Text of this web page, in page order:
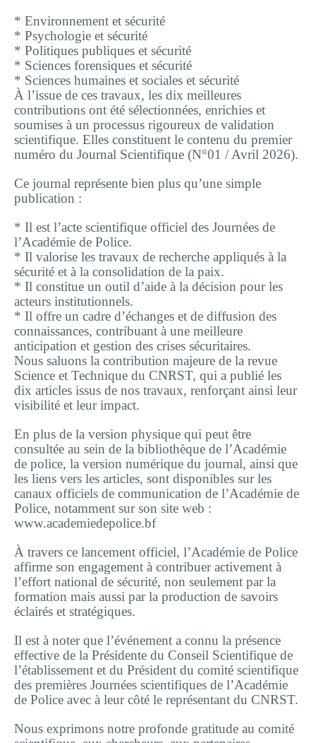
* Environnement et sécurité
* Psychologie et sécurité
* Politiques publiques et sécurité
* Sciences forensiques et sécurité
* Sciences humaines et sociales et sécurité
À l’issue de ces travaux, les dix meilleures
contributions ont été sélectionnées, enrichies et
soumises à un processus rigoureux de validation
scientifique. Elles constituent le contenu du premier
numéro du Journal Scientifique (N°01 / Avril 2026).
Ce journal représente bien plus qu’une simple
publication :
* Il est l’acte scientifique officiel des Journées de
l’Académie de Police.
* Il valorise les travaux de recherche appliqués à la
sécurité et à la consolidation de la paix.
* Il constitue un outil d’aide à la décision pour les
acteurs institutionnels.
* Il offre un cadre d’échanges et de diffusion des
connaissances, contribuant à une meilleure
anticipation et gestion des crises sécuritaires.
Nous saluons la contribution majeure de la revue
Science et Technique du CNRST, qui a publié les
dix articles issus de nos travaux, renforçant ainsi leur
visibilité et leur impact.
En plus de la version physique qui peut être
consultée au sein de la bibliothèque de l’Académie
de police, la version numérique du journal, ainsi que
les liens vers les articles, sont disponibles sur les
canaux officiels de communication de l’Académie de
Police, notamment sur son site web :
www.academiedepolice.bf
À travers ce lancement officiel, l’Académie de Police
affirme son engagement à contribuer activement à
l’effort national de sécurité, non seulement par la
formation mais aussi par la production de savoirs
éclairés et stratégiques.
Il est à noter que l’événement a connu la présence
effective de la Présidente du Conseil Scientifique de
l’établissement et du Président du comité scientifique
des premières Journées scientifiques de l’Académie
de Police avec à leur côté le représentant du CNRST.
Nous exprimons notre profonde gratitude au comité